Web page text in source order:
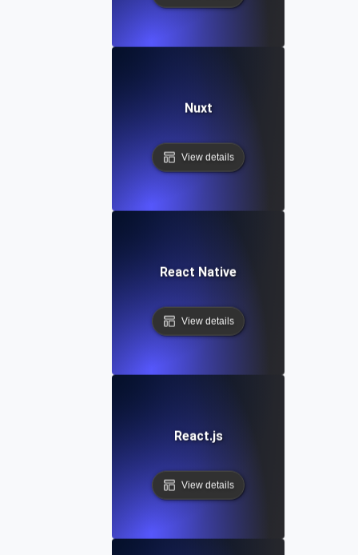
Nuxt
View details
React Native
View details
React.js
View details